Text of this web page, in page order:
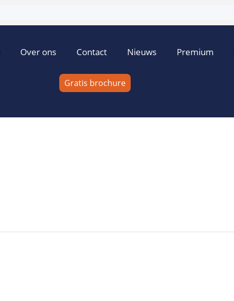
Over ons Contact Nieuws Premium
Gratis brochure